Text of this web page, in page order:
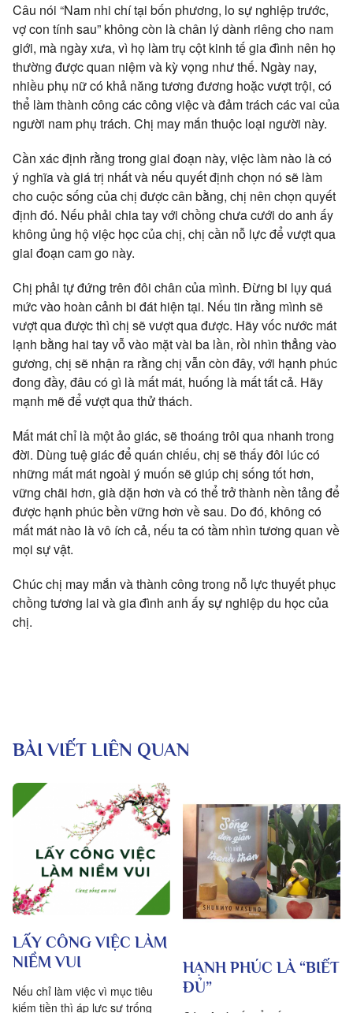
Câu nói “Nam nhi chí tại bốn phương, lo sự nghiệp trước,
vợ con tính sau” không còn là chân lý dành riêng cho nam
giới, mà ngày xưa, vì họ làm trụ cột kinh tế gia đình nên họ
thường được quan niệm và kỳ vọng như thế. Ngày nay,
nhiều phụ nữ có khả năng tương đương hoặc vượt trội, có
thể làm thành công các công việc và đảm trách các vai của
người nam phụ trách. Chị may mắn thuộc loại người này.
Cần xác định rằng trong giai đoạn này, việc làm nào là có
ý nghĩa và giá trị nhất và nếu quyết định chọn nó sẽ làm
cho cuộc sống của chị được cân bằng, chị nên chọn quyết
định đó. Nếu phải chia tay với chồng chưa cưới do anh ấy
không ủng hộ việc học của chị, chị cần nỗ lực để vượt qua
giai đoạn cam go này.
Chị phải tự đứng trên đôi chân của mình. Đừng bi lụy quá
mức vào hoàn cảnh bi đát hiện tại. Nếu tin rằng mình sẽ
vượt qua được thì chị sẽ vượt qua được. Hãy vốc nước mát
lạnh bằng hai tay vỗ vào mặt vài ba lần, rồi nhìn thẳng vào
gương, chị sẽ nhận ra rằng chị vẫn còn đây, với hạnh phúc
đong đầy, đâu có gì là mất mát, huống là mất tất cả. Hãy
mạnh mẽ để vượt qua thử thách.
Mất mát chỉ là một ảo giác, sẽ thoáng trôi qua nhanh trong
đời. Dùng tuệ giác để quán chiếu, chị sẽ thấy đôi lúc có
những mất mát ngoài ý muốn sẽ giúp chị sống tốt hơn,
vững chãi hơn, già dặn hơn và có thể trở thành nền tảng để
được hạnh phúc bền vững hơn về sau. Do đó, không có
mất mát nào là vô ích cả, nếu ta có tầm nhìn tương quan về
mọi sự vật.
Chúc chị may mắn và thành công trong nỗ lực thuyết phục
chồng tương lai và gia đình anh ấy sự nghiệp du học của
chị.
BÀI VIẾT LIÊN QUAN
LẤY CÔNG VIỆC LÀM
NIỀM VUI
Nếu chỉ làm việc vì mục tiêu
kiếm tiền thì áp lực sự trống
HẠNH PHÚC LÀ “BIẾT
ĐỦ”